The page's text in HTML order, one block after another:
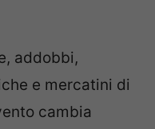
addobbi,
e mercatini di
cambia